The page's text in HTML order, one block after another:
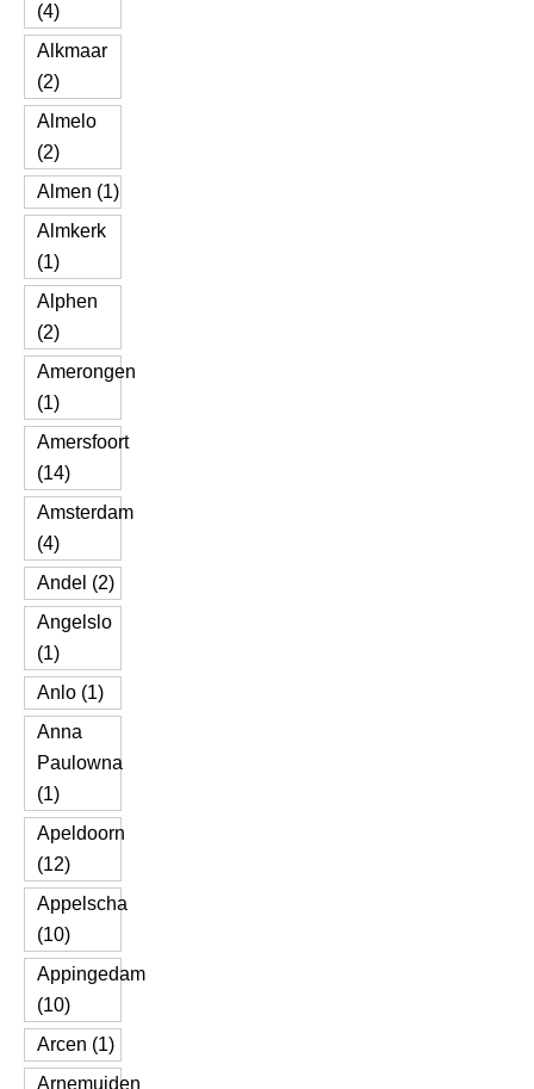
(4)
Alkmaar
(2)
Almelo
(2)
Almen (1)
Almkerk
(1)
Alphen
(2)
Amerongen
(1)
Amersfoort
(14)
Amsterdam
(4)
Andel (2)
Angelslo
(1)
Anlo (1)
Anna
Paulowna
(1)
Apeldoorn
(12)
Appelscha
(10)
Appingedam
(10)
Arcen (1)
Arnemuiden